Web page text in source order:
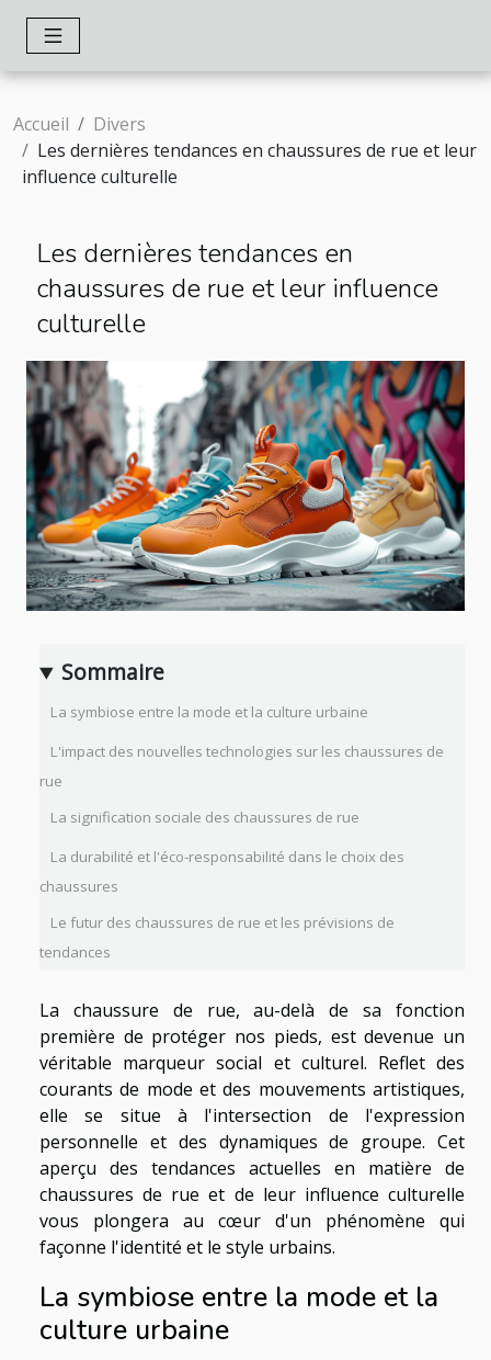
Accueil
Divers
Les dernières tendances en chaussures de rue et leur
influence culturelle
Les dernières tendances en
chaussures de rue et leur influence
culturelle
Sommaire
La symbiose entre la mode et la culture urbaine
L'impact des nouvelles technologies sur les chaussures de
rue
La signification sociale des chaussures de rue
La durabilité et l'éco-responsabilité dans le choix des
chaussures
Le futur des chaussures de rue et les prévisions de
tendances
La chaussure de rue, au-delà de sa fonction
première de protéger nos pieds, est devenue un
véritable marqueur social et culturel. Reflet des
courants de mode et des mouvements artistiques,
elle se situe à l'intersection de l'expression
personnelle et des dynamiques de groupe. Cet
aperçu des tendances actuelles en matière de
chaussures de rue et de leur influence culturelle
vous plongera au cœur d'un phénomène qui
façonne l'identité et le style urbains.
La symbiose entre la mode et la
culture urbaine